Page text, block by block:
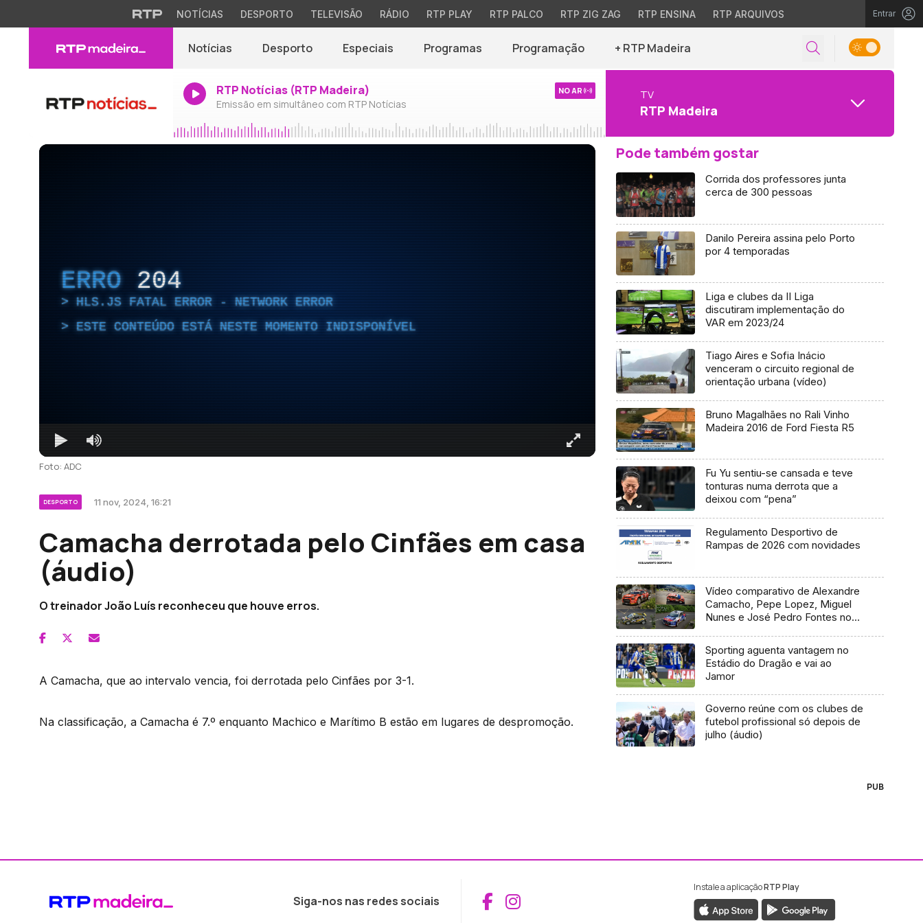
NOTÍCIAS DESPORTO TELEVISÃO RÁDIO RTP PLAY RTP PALCO RTP ZIG ZAG RTP ENSINA RTP ARQUIVOS Entrar
Notícias Desporto Especiais Programas Programação + RTP Madeira
RTP Notícias (RTP Madeira)
Emissão em simultâneo com RTP Notícias
NO AR TV
RTP Madeira
ERRO 204
HLS.JS FATAL ERROR - NETWORK ERROR
ESTE CONTEÚDO ESTÁ NESTE MOMENTO INDISPONÍVEL
Foto: ADC
DESPORTO 11 nov, 2024, 16:21
Camacha derrotada pelo Cinfães em casa
(áudio)
O treinador João Luís reconheceu que houve erros.
A Camacha, que ao intervalo vencia, foi derrotada pelo Cinfães por 3-1.
Na classificação, a Camacha é 7.º enquanto Machico e Marítimo B estão em lugares de despromoção.
Pode também gostar
Corrida dos professores junta
cerca de 300 pessoas
Danilo Pereira assina pelo Porto
por 4 temporadas
Liga e clubes da II Liga
discutiram implementação do
VAR em 2023/24
Tiago Aires e Sofia Inácio
venceram o circuito regional de
orientação urbana (vídeo)
Bruno Magalhães no Rali Vinho
Madeira 2016 de Ford Fiesta R5
Fu Yu sentiu-se cansada e teve
tonturas numa derrota que a
deixou com “pena”
Regulamento Desportivo de
Rampas de 2026 com novidades
Vídeo comparativo de Alexandre
Camacho, Pepe Lopez, Miguel
Nunes e José Pedro Fontes no
Sporting aguenta vantagem no
Estádio do Dragão e vai ao
Jamor
Governo reúne com os clubes de
futebol profissional só depois de
julho (áudio)
PUB
Siga-nos nas redes sociais Aceder ao Facebook da RTP Madeira
Aceder ao Instagram da RTP Madeira
Instale a aplicaçãoRTP Play